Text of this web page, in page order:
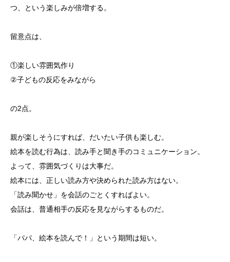
つ、という楽しみが倍増する。
留意点は、
①楽しい雰囲気作り
②子どもの反応をみながら
の2点。
親が楽しそうにすれば、だいたい子供も楽しむ。
絵本を読む行為は、読み手と聞き手のコミュニケーション。
よって、雰囲気づくりは大事だ。
絵本には、正しい読み方や決められた読み方はない。
「読み聞かせ」を会話のごとくすればよい。
会話は、普通相手の反応を見ながらするものだ。
「パパ、絵本を読んで！」という期間は短い。